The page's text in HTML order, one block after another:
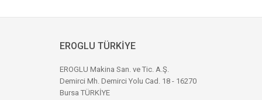
EROGLU TÜRKİYE
EROGLU Makina San. ve Tic. A.Ş.
Demirci Mh. Demirci Yolu Cad. 18 - 16270
Bursa TÜRKİYE